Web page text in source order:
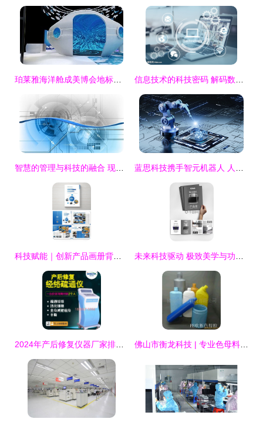
珀莱雅海洋舱成美博会地标，品牌升级迈向国际化科技前沿 信息技术的科技密码 解码数智融合新时代
智慧的管理与科技的融合 现代企业的新引擎 蓝思科技携手智元机器人 人形机器人产业加速迈向新高度
科技赋能｜创新产品画册背后的数字化设计逻辑 未来科技驱动 极致美学与功能的完美融合
2024年产后修复仪器厂家排行榜 科技赋能下的母婴市场新趋势 佛山市衡龙科技 | 专业色母料产品体系一览